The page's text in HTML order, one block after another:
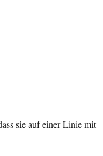
sie auf einer Linie mit